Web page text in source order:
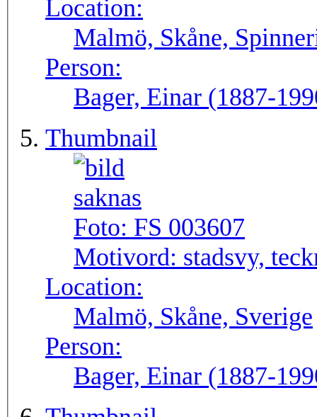
Location:
Malmö, Skåne,
Person:
Bager, Einar (1887-
Thumbnail
Foto: FS 003607
Motivord: stadsvy,
Location:
Malmö, Skåne, Sverige
Person:
Bager, Einar (1887-